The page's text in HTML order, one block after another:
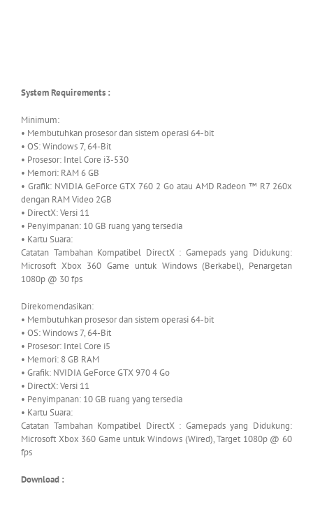
System Requirements :
Minimum:
• Membutuhkan prosesor dan sistem operasi 64-bit
• OS: Windows 7, 64-Bit
• Prosesor: Intel Core i3-530
• Memori: RAM 6 GB
• Grafik: NVIDIA GeForce GTX 760 2 Go atau AMD Radeon ™ R7 260x
dengan RAM Video 2GB
• DirectX: Versi 11
• Penyimpanan: 10 GB ruang yang tersedia
• Kartu Suara:
Catatan Tambahan Kompatibel DirectX : Gamepads yang Didukung:
Microsoft Xbox 360 Game untuk Windows (Berkabel), Penargetan
1080p @ 30 fps
Direkomendasikan:
• Membutuhkan prosesor dan sistem operasi 64-bit
• OS: Windows 7, 64-Bit
• Prosesor: Intel Core i5
• Memori: 8 GB RAM
• Grafik: NVIDIA GeForce GTX 970 4 Go
• DirectX: Versi 11
• Penyimpanan: 10 GB ruang yang tersedia
• Kartu Suara:
Catatan Tambahan Kompatibel DirectX : Gamepads yang Didukung:
Microsoft Xbox 360 Game untuk Windows (Wired), Target 1080p @ 60
fps
Download :